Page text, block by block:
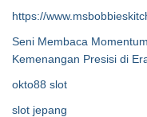
https://
Seni Membaca
Kemenangan Presisi di
okto88 slot
slot jepang